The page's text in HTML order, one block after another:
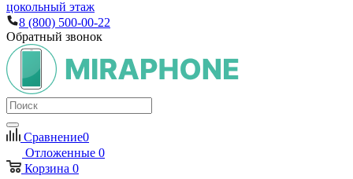
цокольный этаж
8 (800) 500-00-22
Обратный звонок
Сравнение0
Отложенные 0
Корзина 0